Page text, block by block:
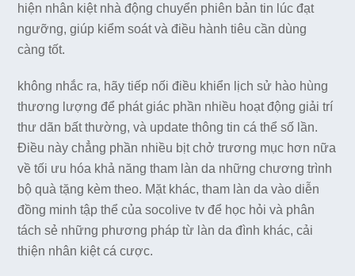
hiện nhân kiệt nhà động chuyển phiên bản tin lúc đạt
ngưỡng, giúp kiểm soát và điều hành tiêu cần dùng
càng tốt.
không nhắc ra, hãy tiếp nối điều khiển lịch sử hào hùng
thương lượng để phát giác phần nhiều hoạt động giải trí
thư dãn bất thường, và update thông tin cá thể số lần.
Điều này chẳng phần nhiều bịt chở trương mục hơn nữa
về tối ưu hóa khả năng tham làn da những chương trình
bộ quà tặng kèm theo. Mặt khác, tham làn da vào diễn
đồng minh tập thể của socolive tv để học hỏi và phân
tách sẻ những phương pháp từ làn da đình khác, cải
thiện nhân kiệt cá cược.